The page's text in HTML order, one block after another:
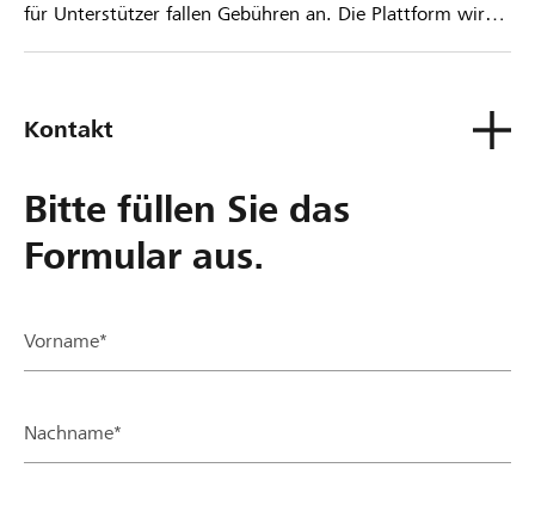
für Unterstützer fallen Gebühren an. Die Plattform wird
Kontakt
Bitte füllen Sie das
Formular aus.
Vorname*
Nachname*